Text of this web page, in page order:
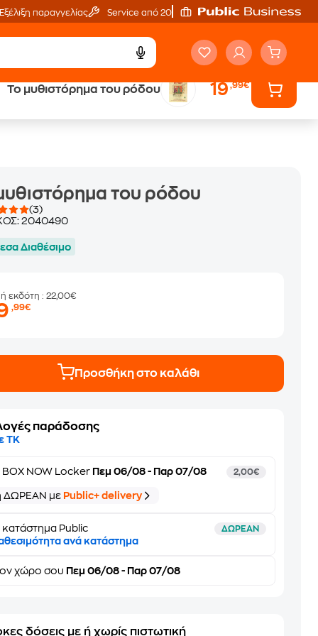
Εξέλιξη παραγγελίας Service από 20'
Το μυθιστόρημα του ρόδου 19,99€
Έλα στον κόσμο
του ρόδου
(3)
2040490
Διαθέσιμο
εκδότη: 22,00€
,99€
Προσθήκη στο καλάθι
παράδοσης
ΤΚ
BOX NOW Locker Πεμ 06/08 - Παρ 07/08 2,00€
ΔΩΡΕΑΝ με Public+ delivery
κατάστημα Public ΔΩΡΕΑΝ
ανά κατάστημα
χώρο σου Πεμ 06/08 - Παρ 07/08
δόσεις με ή χωρίς πιστωτική